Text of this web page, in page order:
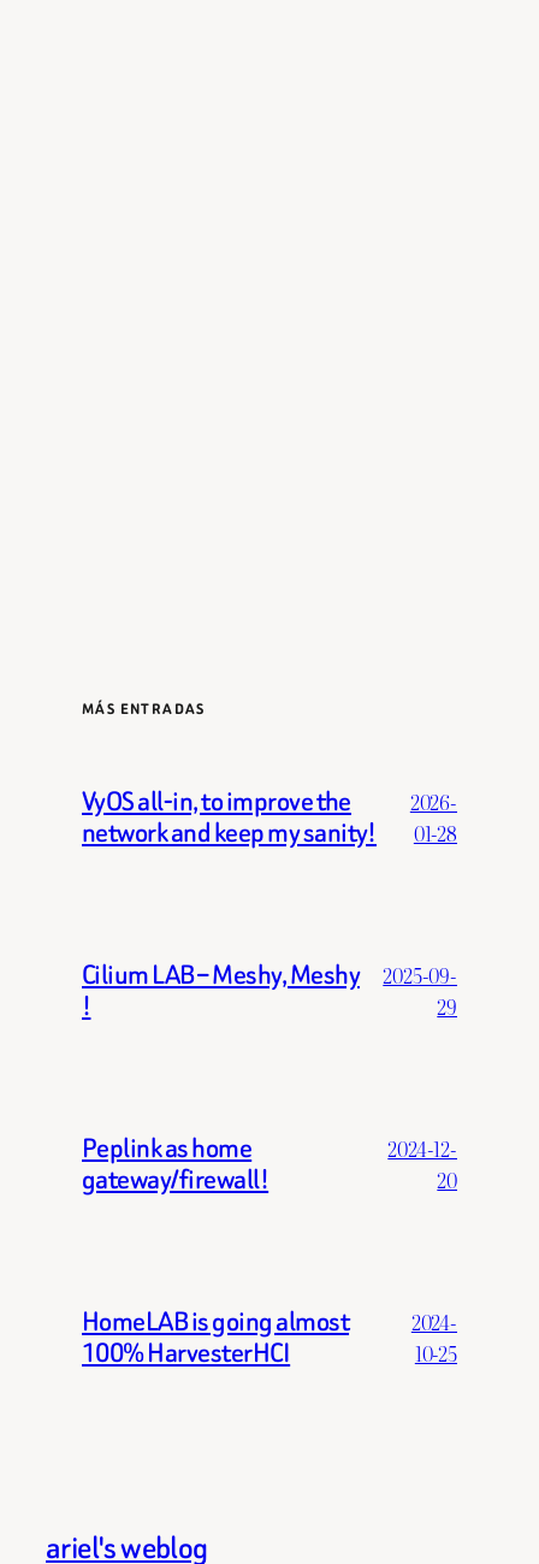
MÁS ENTRADAS
VyOS all-in, to improve the
network and keep my sanity!
2026-
01-28
Cilium LAB – Meshy, Meshy
!
2025-09-
29
Peplink as home
gateway/firewall!
2024-12-
20
HomeLAB is going almost
100% HarvesterHCI
2024-
10-25
ariel's weblog